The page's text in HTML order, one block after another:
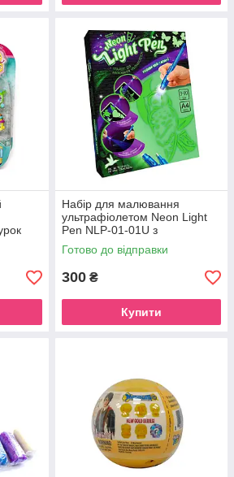
Набір для малювання
ультрафіолетом Neon Light
Pen NLP-01-01U з
трафаретами
Готово до відправки
300 ₴
Купити